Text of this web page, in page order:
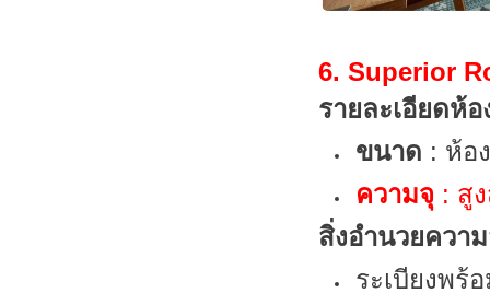
6. Superior
รายละเอียดห้อ
ขนาด : ห้อ
ความจุ : สู
สิ่งอำนวยควา
ระเบียงพร้